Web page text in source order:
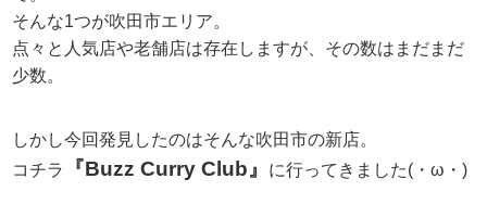
そんな1つが吹田市エリア。
点々と人気店や老舗店は存在しますが、その数はまだまだ
少数。
しかし今回発見したのはそんな吹田市の新店。
コチラ
『Buzz Curry Club』 に行ってきました(・ω・)